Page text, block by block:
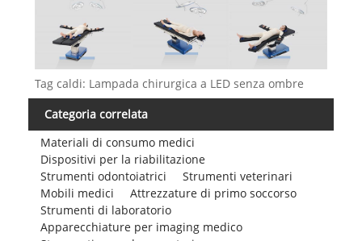
Tag caldi: Lampada chirurgica a LED senza ombre
Categoria correlata
Materiali di consumo medici
Dispositivi per la riabilitazione
Strumenti odontoiatrici
Strumenti veterinari
Mobili medici
Attrezzature di primo soccorso
Strumenti di laboratorio
Apparecchiature per imaging medico